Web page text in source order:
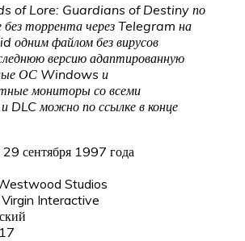
of Lore: Guardians of Destiny по
без торрента через Telegram на
одним файлом без вирусов
версию адаптированную
ОС Windows и
мониторы со всеми
DLC можно по ссылке в конце
29 сентября 1997 года
Studios
Virgin Interactive